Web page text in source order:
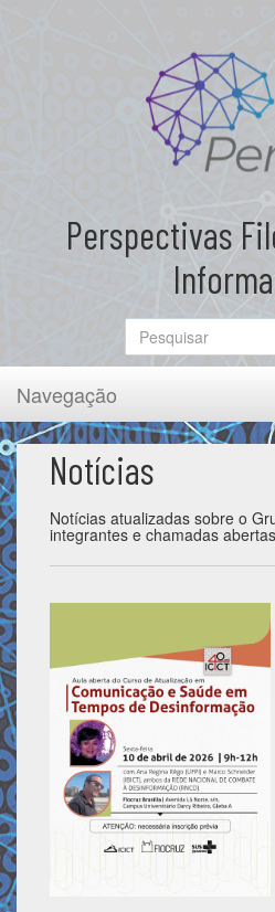
Perspectivas
Navegação
Notícias
Notícias atualizadas sobre o
integrantes e chamadas